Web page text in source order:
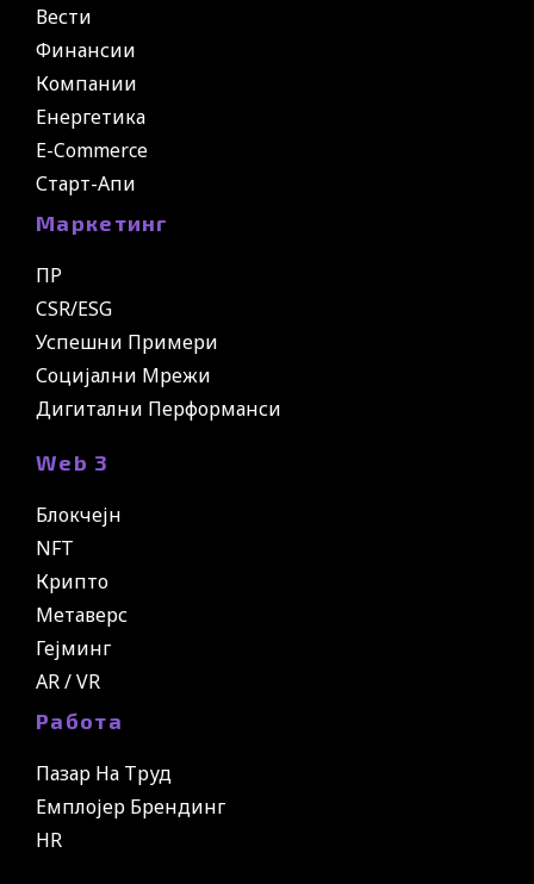
Вести
Финансии
Компании
Енергетика
E-Commerce
Старт-Апи
Маркетинг
ПР
CSR/ESG
Успешни Примери
Социјални Мрежи
Дигитални Перформанси
Web 3
Блокчејн
NFT
Крипто
Метаверс
Гејминг
AR / VR
Работа
Пазар На Труд
Емплојер Брендинг
HR